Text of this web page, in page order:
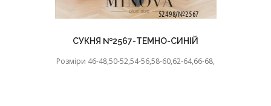
СУКНЯ №2567-ТЕМНО-СИНІЙ
Розміри 46-48,50-52,54-56,58-60,62-64,66-68,